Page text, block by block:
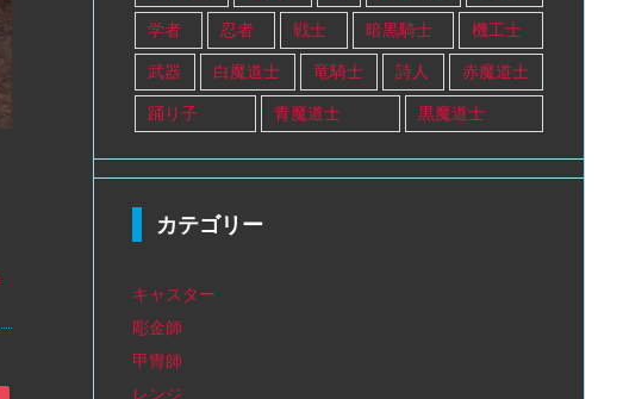
学者 忍者 戦士 暗黒騎士 機工士
武器 白魔道士 竜騎士 詩人 赤魔道士
踊り子 青魔道士 黒魔道士
カテゴリー
キャスター
彫金師
甲冑師
レンジ